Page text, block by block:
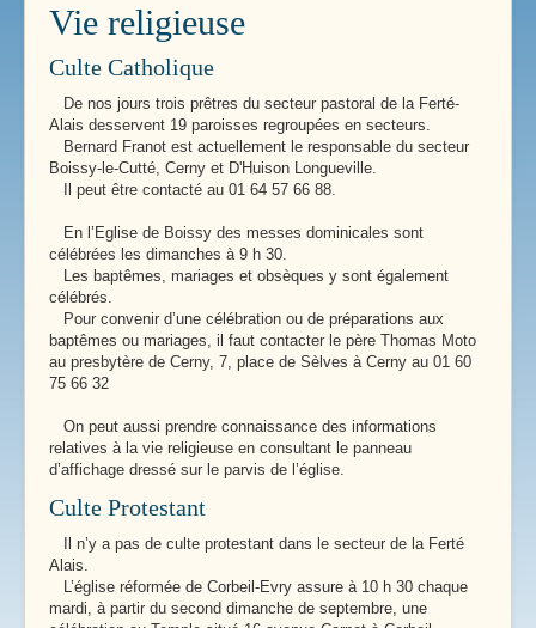
Vie religieuse
Culte Catholique
De nos jours trois prêtres du secteur pastoral de la Ferté-
Alais desservent 19 paroisses regroupées en secteurs.
Bernard Franot est actuellement le responsable du secteur
Boissy-le-Cutté, Cerny et D'Huison Longueville.
Il peut être contacté au 01 64 57 66 88.
En l’Eglise de Boissy des messes dominicales sont
célébrées les dimanches à 9 h 30.
Les baptêmes, mariages et obsèques y sont également
célébrés.
Pour convenir d’une célébration ou de préparations aux
baptêmes ou mariages, il faut contacter le père Thomas Moto
au presbytère de Cerny, 7, place de Sèlves à Cerny au 01 60
75 66 32
On peut aussi prendre connaissance des informations
relatives à la vie religieuse en consultant le panneau
d’affichage dressé sur le parvis de l’église.
Culte Protestant
Il n’y a pas de culte protestant dans le secteur de la Ferté
Alais.
L’église réformée de Corbeil-Evry assure à 10 h 30 chaque
mardi, à partir du second dimanche de septembre, une